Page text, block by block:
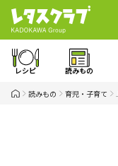
レシピ 読みもの
読みもの 育児・子育て